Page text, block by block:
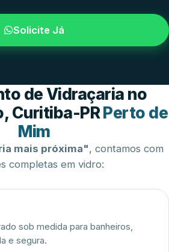
Solicite Já
de Vidraçaria no
Curitiba-PRPerto de
Mim
mais próxima", contamos com
completas em vidro:
sob medida para banheiros,
e segura.